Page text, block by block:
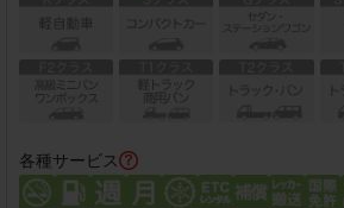
各種サービス